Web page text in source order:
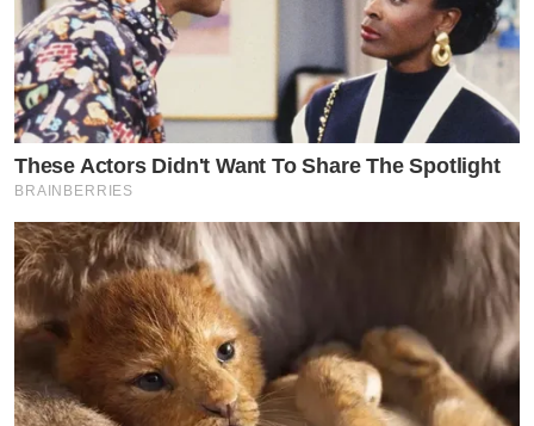
These Actors Didn't Want To Share The Spotlight
BRAINBERRIES